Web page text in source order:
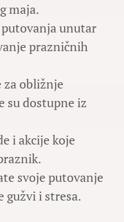
maja.
unutar
prazničnih
za obližnje
su dostupne iz
i akcije koje
svoje putovanje
gužvi i stresa.